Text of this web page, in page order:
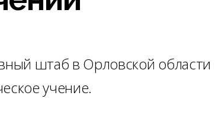
штаб в Орловской
учение.